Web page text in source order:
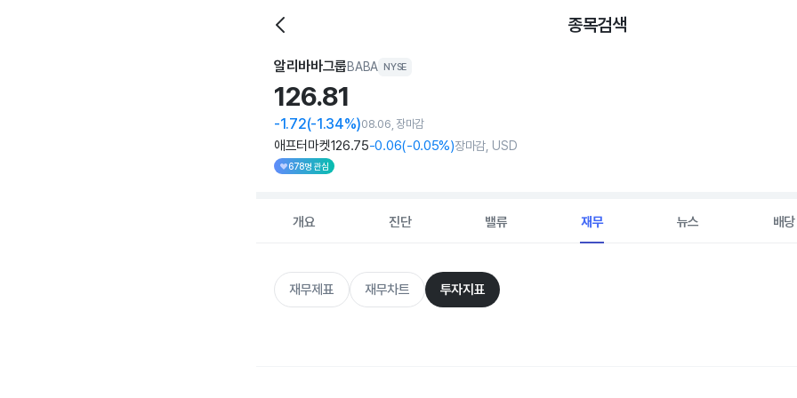
종목검색
알리바바그룹BABA NYSE
126.81
-1.72(-1.34%)08.06, 장마감
애프터마켓126.75-0.06(-0.05%)장마감, USD
678명 관심
개요 진단 밸류 재무 뉴스 배당
재무제표 재무차트 투자지표